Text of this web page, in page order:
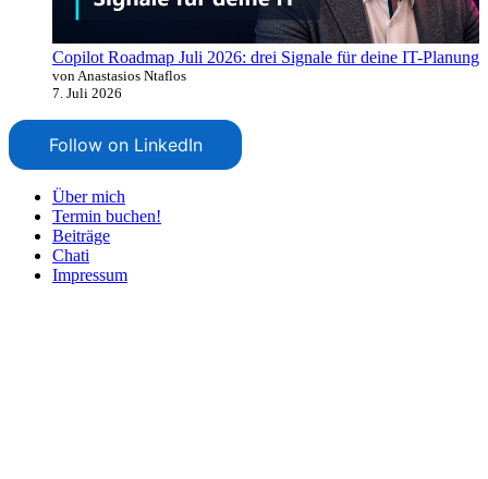
Copilot Roadmap Juli 2026: drei Signale für deine IT-Planung
von Anastasios Ntaflos
7. Juli 2026
Follow on LinkedIn
Über mich
Termin buchen!
Beiträge
Chati
Impressum